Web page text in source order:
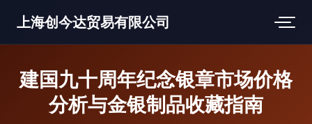
上海创今达贸易有限公司
建国九十周年纪念银章市场价格
分析与金银制品收藏指南